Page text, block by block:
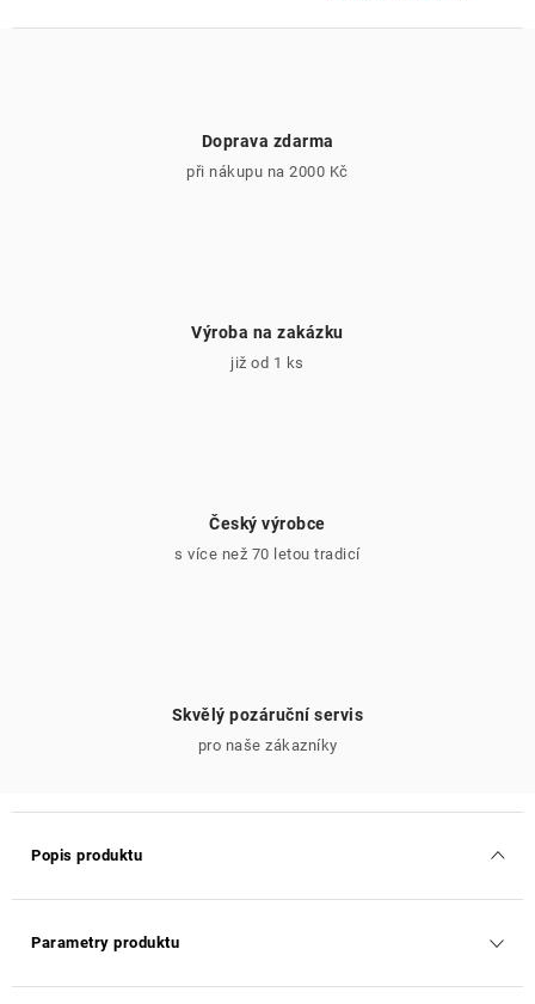
Doprava zdarma
při nákupu na 2000 Kč
Výroba na zakázku
již od 1 ks
Český výrobce
s více než 70 letou tradicí
Skvělý pozáruční servis
pro naše zákazníky
Popis produktu
Parametry produktu